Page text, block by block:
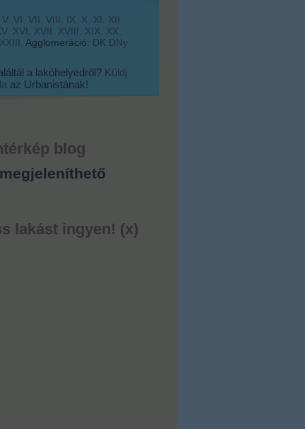
V. VI. VII. VIII. IX. X. XI.
XII.
XVI. XVII. XVIII. XIX.
XX.
XXIII. Agglomeráció: DK DNy
a lakóhelyedről? Küldj
az Urbanistának!
blog
lakást ingyen! (x)